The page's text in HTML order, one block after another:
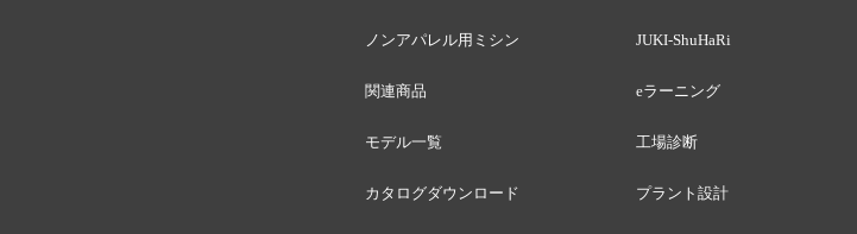
ノンアパレル用ミシン
関連商品
モデル一覧
カタログダウンロード
JUKI-ShuHaRi
eラーニング
工場診断
プラント設計